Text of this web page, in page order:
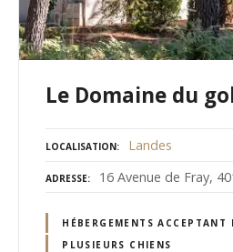
Le Domaine du
LOCALISATION Landes
ADRESSE 16 Avenue de Fray,
HÉBERGEMENTS ACCEPTANT
PLUSIEURS CHIENS